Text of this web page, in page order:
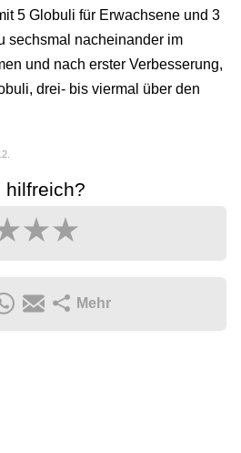
5 Globuli für Erwachsene und 3
sechsmal nacheinander im
und nach erster Verbesserung,
drei- bis viermal über den
hilfreich?
Mehr